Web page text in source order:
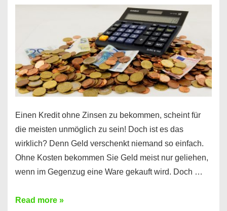
jeden
erfahren
Sie
es
Einen Kredit ohne Zinsen zu bekommen, scheint für
die meisten unmöglich zu sein! Doch ist es das
wirklich? Denn Geld verschenkt niemand so einfach.
Ohne Kosten bekommen Sie Geld meist nur geliehen,
wenn im Gegenzug eine Ware gekauft wird. Doch …
Einen
Read more »